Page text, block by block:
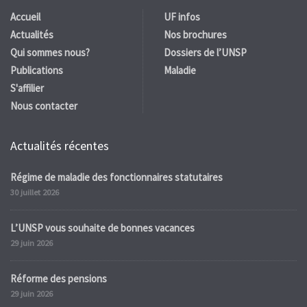
Accueil
Actualités
Qui sommes nous?
Publications
S'affilier
Nous contacter
UF infos
Nos brochures
Dossiers de l’UNSP
Maladie
Actualités récentes
Régime de maladie des fonctionnaires statutaires
30 juillet 2026
L’UNSP vous souhaite de bonnes vacances
29 juin 2026
Réforme des pensions
29 juin 2026